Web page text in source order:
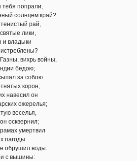
попрали,
край?
рай,
лики,
вихрь войны,
бедою;
за собою
корон;
он
ожерелья;
умертвил
воды.